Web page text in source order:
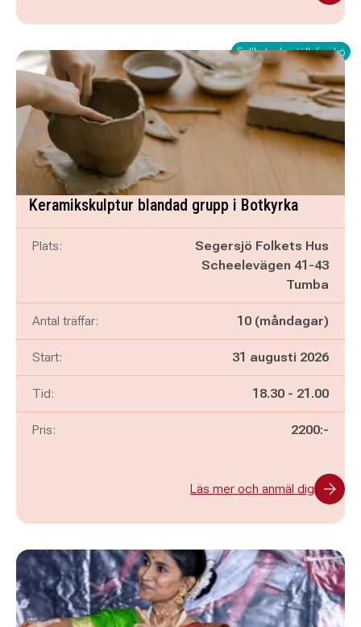
Fullbokad - ställ dig i kö
Keramikskulptur blandad grupp i Botkyrka
Plats:
Segersjö Folkets Hus
Scheelevägen 41-43
Tumba
Antal träffar: 10 (måndagar)
Start: 31 augusti 2026
Tid: Pågår mellan
18.30 - och
21.00
Pris: 2200:-
Läs mer och anmäl dig